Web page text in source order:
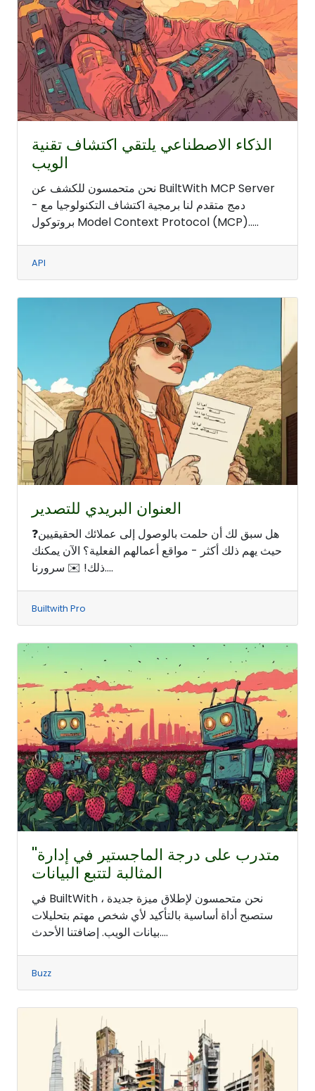
الذكاء الاصطناعي يلتقي اكتشاف تقنية
الويب
نحن متحمسون للكشف عن BuiltWith MCP Server
- دمج متقدم لنا برمجية اكتشاف التكنولوجيا مع
بروتوكول Model Context Protocol (MCP).....
API
العنوان البريدي للتصدير
❓هل سبق لك أن حلمت بالوصول إلى عملائك الحقيقيين
حيث يهم ذلك أكثر - مواقع أعمالهم الفعلية؟ الآن يمكنك
ذلك! ✉️ سرورنا....
Builtwith Pro
''متدرب على درجة الماجستير في إدارة
المثالبة لتتبع البيانات
في BuiltWith ، نحن متحمسون لإطلاق ميزة جديدة
ستصبح أداة أساسية بالتأكيد لأي شخص مهتم بتحليلات
بيانات الويب. إضافتنا الأحدث....
Buzz